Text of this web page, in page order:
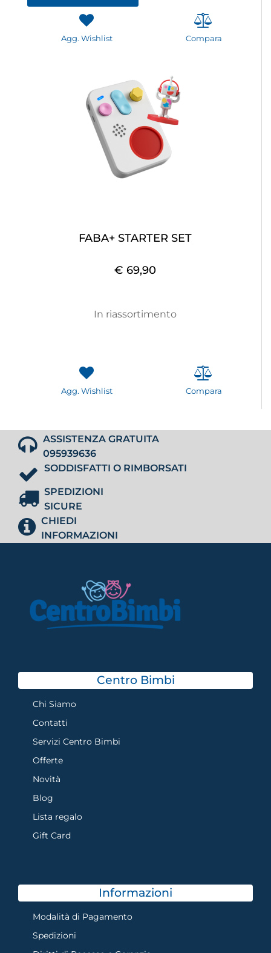
Agg. Wishlist Compara
FABA+ STARTER SET
€ 69,90
In riassortimento
Agg. Wishlist Compara
ASSISTENZA GRATUITA
095939636
SODDISFATTI O RIMBORSATI
SPEDIZIONI
SICURE
CHIEDI
INFORMAZIONI
Centro Bimbi
Chi Siamo
Contatti
Servizi Centro Bimbi
Offerte
Novità
Blog
Lista regalo
Gift Card
Informazioni
Modalità di Pagamento
Spedizioni